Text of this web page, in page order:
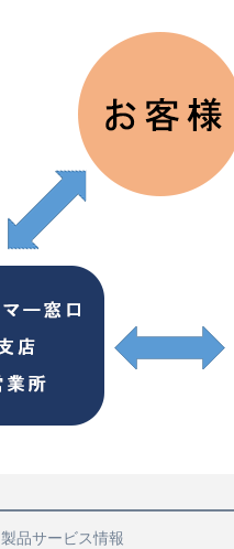
製品サービス情報